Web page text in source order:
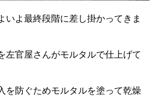
いよ最終段階に差し掛かってきま
左官屋さんがモルタルで仕上げて
を防ぐためモルタルを塗って乾燥